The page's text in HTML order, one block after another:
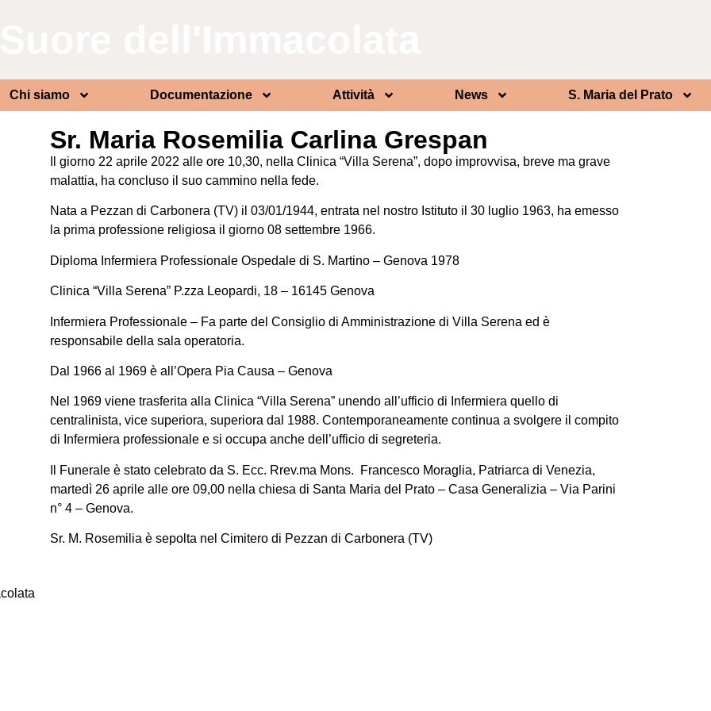
Chi siamo Documentazione Attività News S. Maria del Prato
Sr. Maria Rosemilia Carlina Grespan
Il giorno 22 aprile 2022 alle ore 10,30, nella Clinica “Villa Serena”, dopo improvvisa, breve ma grave
malattia, ha concluso il suo cammino nella fede.
Nata a Pezzan di Carbonera (TV) il 03/01/1944, entrata nel nostro Istituto il 30 luglio 1963, ha emesso
la prima professione religiosa il giorno 08 settembre 1966.
Diploma Infermiera Professionale Ospedale di S. Martino – Genova 1978
Clinica “Villa Serena” P.zza Leopardi, 18 – 16145 Genova
Infermiera Professionale – Fa parte del Consiglio di Amministrazione di Villa Serena ed è
responsabile della sala operatoria.
Dal 1966 al 1969 è all’Opera Pia Causa – Genova
Nel 1969 viene trasferita alla Clinica “Villa Serena” unendo all’ufficio di Infermiera quello di
centralinista, vice superiora, superiora dal 1988. Contemporaneamente continua a svolgere il compito
di Infermiera professionale e si occupa anche dell’ufficio di segreteria.
Il Funerale è stato celebrato da S. Ecc. Rrev.ma Mons. Francesco Moraglia, Patriarca di Venezia,
martedì 26 aprile alle ore 09,00 nella chiesa di Santa Maria del Prato – Casa Generalizia – Via Parini
n° 4 – Genova.
Sr. M. Rosemilia è sepolta nel Cimitero di Pezzan di Carbonera (TV)